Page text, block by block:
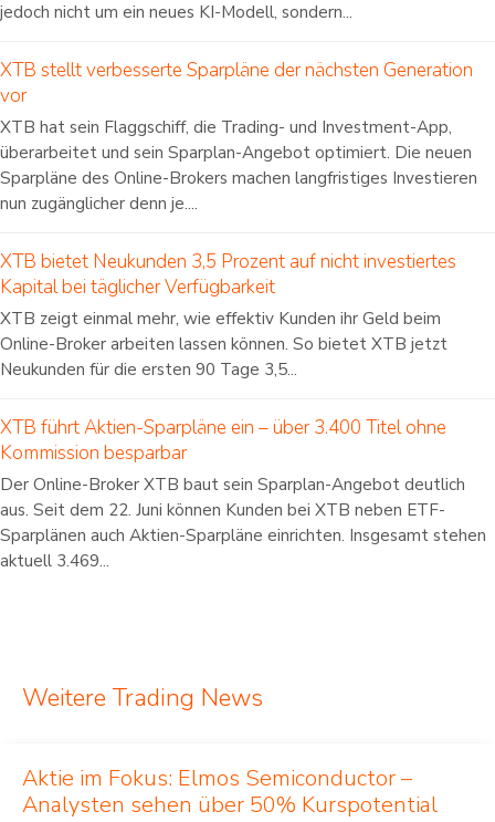
jedoch nicht um ein neues KI-Modell, sondern...
XTB stellt verbesserte Sparpläne der nächsten Generation
vor
XTB hat sein Flaggschiff, die Trading- und Investment-App,
überarbeitet und sein Sparplan-Angebot optimiert. Die neuen
Sparpläne des Online-Brokers machen langfristiges Investieren
nun zugänglicher denn je....
XTB bietet Neukunden 3,5 Prozent auf nicht investiertes
Kapital bei täglicher Verfügbarkeit
XTB zeigt einmal mehr, wie effektiv Kunden ihr Geld beim
Online-Broker arbeiten lassen können. So bietet XTB jetzt
Neukunden für die ersten 90 Tage 3,5...
XTB führt Aktien-Sparpläne ein – über 3.400 Titel ohne
Kommission besparbar
Der Online-Broker XTB baut sein Sparplan-Angebot deutlich
aus. Seit dem 22. Juni können Kunden bei XTB neben ETF-
Sparplänen auch Aktien-Sparpläne einrichten. Insgesamt stehen
aktuell 3.469...
Weitere Trading News
Aktie im Fokus: Elmos Semiconductor –
Analysten sehen über 50% Kurspotential